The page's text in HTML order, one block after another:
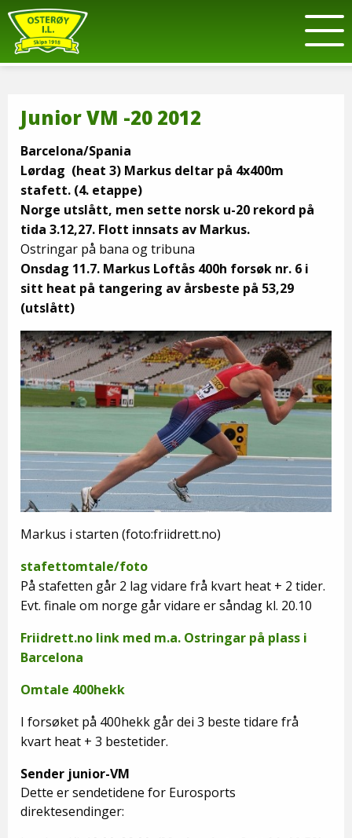
Junior VM -20 2012
Barcelona/Spania
Lørdag (heat 3) Markus deltar på 4x400m
stafett. (4. etappe)
Norge utslått, men sette norsk u-20 rekord på
tida 3.12,27. Flott innsats av Markus.
Ostringar på bana og tribuna
Onsdag 11.7. Markus Loftås 400h forsøk nr. 6 i
sitt heat på tangering av årsbeste på 53,29
(utslått)
Markus i starten (foto:friidrett.no)
stafettomtale/foto
På stafetten går 2 lag vidare frå kvart heat + 2 tider.
Evt. finale om norge går vidare er såndag kl. 20.10
Friidrett.no link med m.a. Ostringar på plass i
Barcelona
Omtale 400hekk
I forsøket på 400hekk går dei 3 beste tidare frå
kvart heat + 3 bestetider.
Sender junior-VM
Dette er sendetidene for Eurosports
direktesendinger: